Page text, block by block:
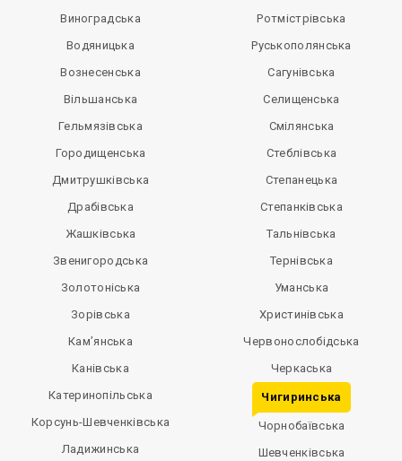
Виноградська
Водяницька
Вознесенська
Вільшанська
Гельмязівська
Городищенська
Дмитрушківська
Драбівська
Жашківська
Звенигородська
Золотоніська
Зорівська
Кам’янська
Канівська
Катеринопільська
Корсунь-Шевченківська
Ладижинська
Ротмістрівська
Руськополянська
Сагунівська
Селищенська
Смілянська
Стеблівська
Степанецька
Степанківська
Тальнівська
Тернівська
Уманська
Христинівська
Червонослобідська
Черкаська
Чигиринська
Чорнобаївська
Шевченківська